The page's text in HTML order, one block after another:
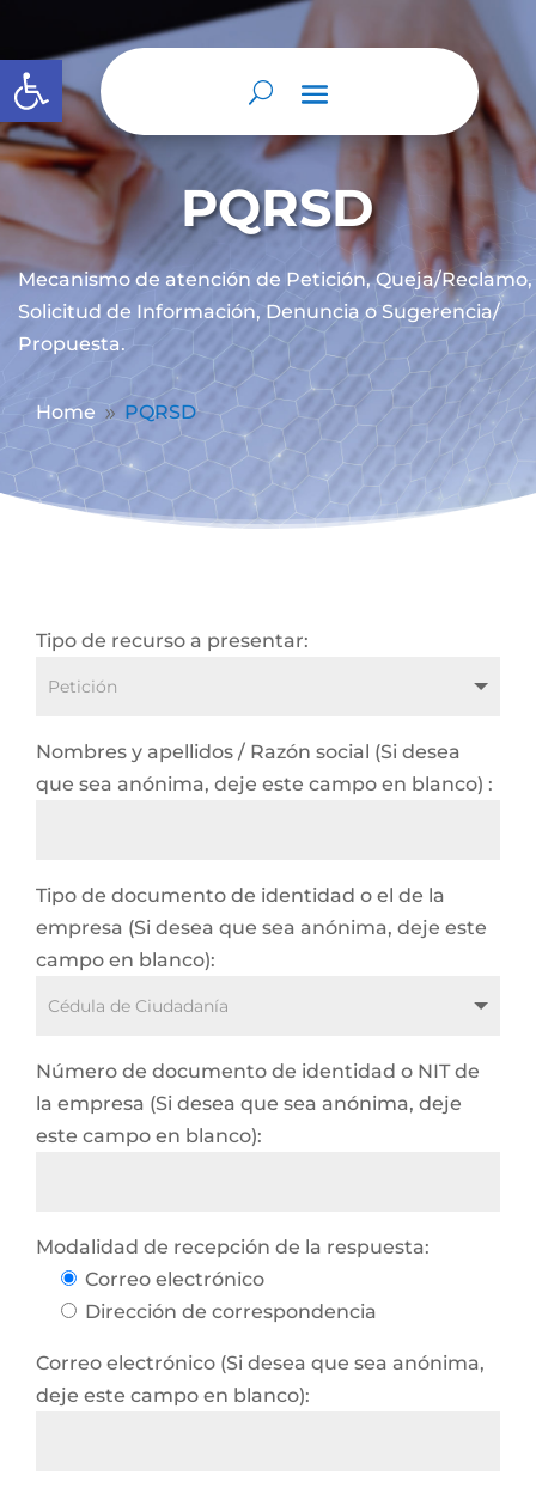
Abrir barra de herramientas
PQRSD
Mecanismo de atención de Petición, Queja/Reclamo,
Solicitud de Información, Denuncia o Sugerencia/
Propuesta.
Home 9 PQRSD
Tipo de recurso a presentar:
Nombres y apellidos / Razón social (Si desea
que sea anónima, deje este campo en blanco) :
Tipo de documento de identidad o el de la
empresa (Si desea que sea anónima, deje este
campo en blanco):
Número de documento de identidad o NIT de
la empresa (Si desea que sea anónima, deje
este campo en blanco):
Modalidad de recepción de la respuesta:
Correo electrónico
Dirección de correspondencia
Correo electrónico (Si desea que sea anónima,
deje este campo en blanco):